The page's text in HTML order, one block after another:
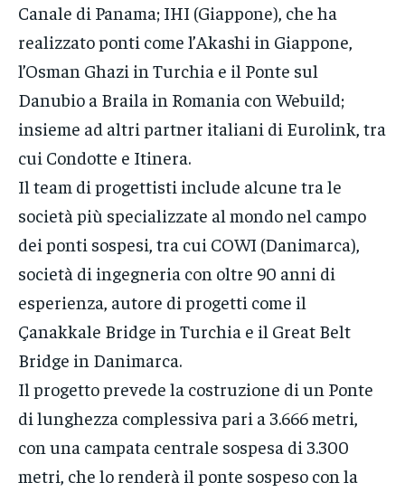
Canale di Panama; IHI (Giappone), che ha
realizzato ponti come l’Akashi in Giappone,
l’Osman Ghazi in Turchia e il Ponte sul
Danubio a Braila in Romania con Webuild;
insieme ad altri partner italiani di Eurolink, tra
cui Condotte e Itinera.
Il team di progettisti include alcune tra le
società più specializzate al mondo nel campo
dei ponti sospesi, tra cui COWI (Danimarca),
società di ingegneria con oltre 90 anni di
esperienza, autore di progetti come il
Çanakkale Bridge in Turchia e il Great Belt
Bridge in Danimarca.
Il progetto prevede la costruzione di un Ponte
di lunghezza complessiva pari a 3.666 metri,
con una campata centrale sospesa di 3.300
metri, che lo renderà il ponte sospeso con la